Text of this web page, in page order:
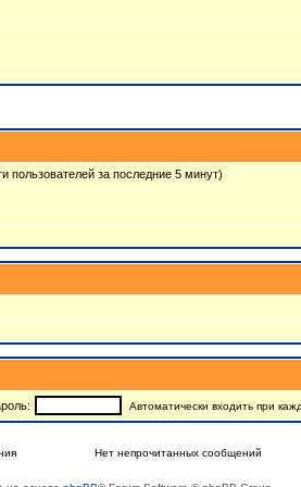
пользователей за последние 5 минут)
Автоматически входить при
Нет непрочитанных сообщений